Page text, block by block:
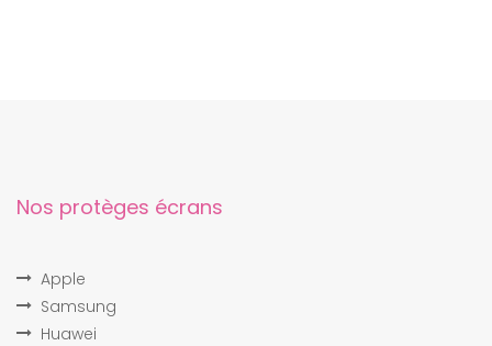
Nos protèges écrans
Apple
Samsung
Huawei